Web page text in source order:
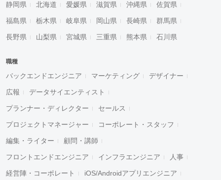
静岡県 北海道 愛媛県 滋賀県 沖縄県 佐賀県
福島県 栃木県 岐阜県 岡山県 長崎県 群馬県
長野県 山梨県 宮城県 三重県 熊本県 石川県
職種
バックエンドエンジニア マーケティング デザイナー
広報 データサイエンティスト
プランナー・ディレクター セールス
プロジェクトマネージャー コーポレート・スタッフ
編集・ライター 顧問・講師
フロントエンドエンジニア インフラエンジニア 人事
経営陣・コーポレート iOS/Androidアプリエンジニア